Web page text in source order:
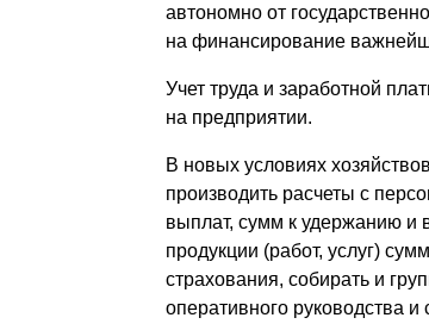
автономно от
на финансирование
Учет труда и заработной
на предприятии.
В новых условиях
производить расчеты с
выплат, сумм к удержанию и
продукции (работ, услуг)
страхования, собирать и
оперативного руководства